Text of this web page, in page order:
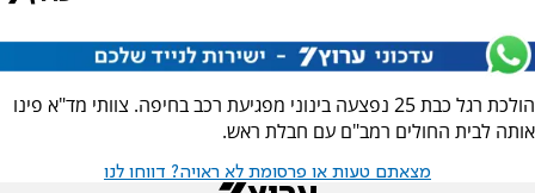
הולכת רגל כבת 25 נפצעה בינוני מפגיעת רכב בחיפה. צוותי מד"א פינו
אותה לבית החולים רמב"ם עם חבלת ראש.
מצאתם טעות או פרסומת לא ראויה? דווחו לנו